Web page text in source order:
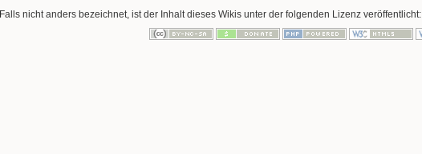
Falls nicht anders bezeichnet, ist der Inhalt dieses Wikis unter der folgenden Lizenz veröffentlicht: